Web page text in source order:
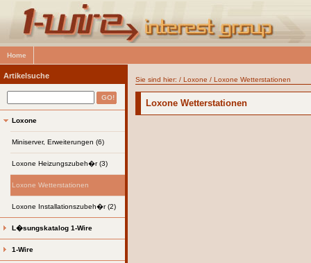
Home
Artikelsuche
Loxone
Miniserver, Erweiterungen (6)
Loxone Heizungszubeh�r (3)
Loxone Wetterstationen
Loxone Installationszubeh�r (2)
L�sungskatalog 1-Wire
1-Wire
Sie sind hier: / Loxone / Loxone Wetterstationen
Loxone Wetterstationen